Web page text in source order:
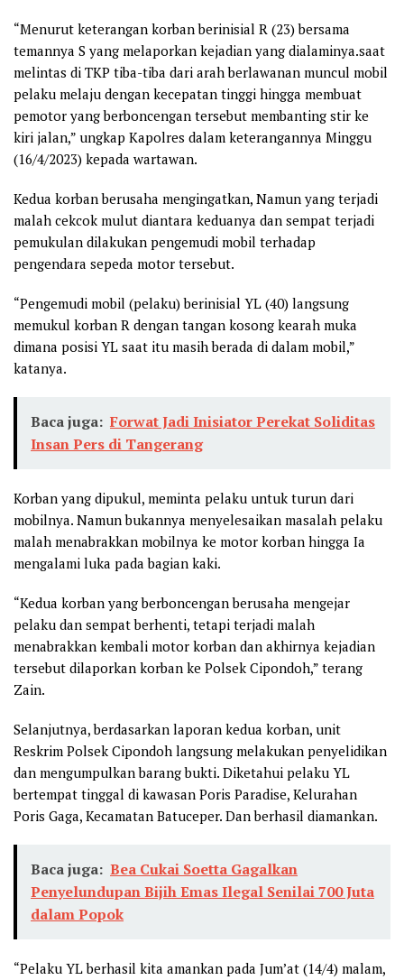
“Menurut keterangan korban berinisial R (23) bersama
temannya S yang melaporkan kejadian yang dialaminya.saat
melintas di TKP tiba-tiba dari arah berlawanan muncul mobil
pelaku melaju dengan kecepatan tinggi hingga membuat
pemotor yang berboncengan tersebut membanting stir ke
kiri jalan,” ungkap Kapolres dalam keterangannya Minggu
(16/4/2023) kepada wartawan.
Kedua korban berusaha mengingatkan, Namun yang terjadi
malah cekcok mulut diantara keduanya dan sempat terjadi
pemukulan dilakukan pengemudi mobil terhadap
pengendara sepeda motor tersebut.
“Pengemudi mobil (pelaku) berinisial YL (40) langsung
memukul korban R dengan tangan kosong kearah muka
dimana posisi YL saat itu masih berada di dalam mobil,”
katanya.
Baca juga: Forwat Jadi Inisiator Perekat Soliditas
Insan Pers di Tangerang
Korban yang dipukul, meminta pelaku untuk turun dari
mobilnya. Namun bukannya menyelesaikan masalah pelaku
malah menabrakkan mobilnya ke motor korban hingga Ia
mengalami luka pada bagian kaki.
“Kedua korban yang berboncengan berusaha mengejar
pelaku dan sempat berhenti, tetapi terjadi malah
menabrakkan kembali motor korban dan akhirnya kejadian
tersebut dilaporkan korban ke Polsek Cipondoh,” terang
Zain.
Selanjutnya, berdasarkan laporan kedua korban, unit
Reskrim Polsek Cipondoh langsung melakukan penyelidikan
dan mengumpulkan barang bukti. Diketahui pelaku YL
bertempat tinggal di kawasan Poris Paradise, Kelurahan
Poris Gaga, Kecamatan Batuceper. Dan berhasil diamankan.
Baca juga: Bea Cukai Soetta Gagalkan
Penyelundupan Bijih Emas Ilegal Senilai 700 Juta
dalam Popok
“Pelaku YL berhasil kita amankan pada Jum’at (14/4) malam,